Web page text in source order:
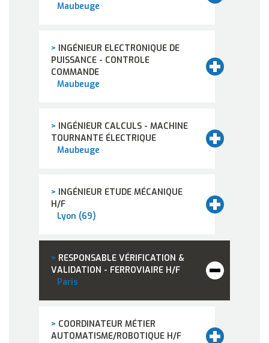
Maubeuge
> INGÉNIEUR ELECTRONIQUE DE
PUISSANCE - CONTROLE
COMMANDE
Maubeuge
> INGÉNIEUR CALCULS - MACHINE
TOURNANTE ÉLECTRIQUE
Maubeuge
> INGÉNIEUR ETUDE MÉCANIQUE
H/F
Lyon (69)
> RESPONSABLE VÉRIFICATION &
VALIDATION - FERROVIAIRE H/F
Paris
> COORDINATEUR MÉTIER
AUTOMATISME/ROBOTIQUE H/F